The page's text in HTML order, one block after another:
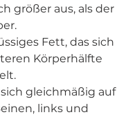
größer aus, als der
Fett, das sich
Körperhälfte
gleichmäßig auf
links und